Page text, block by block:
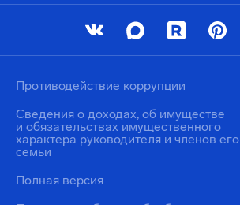
Противодействие коррупции
Сведения о доходах, об имуществе
и обязательствах имущественного
характера руководителя и членов его
семьи
Полная версия